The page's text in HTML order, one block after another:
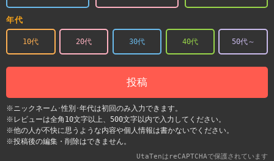
年代
10代 20代 30代 40代 50代～
投稿
※ニックネーム･性別･年代は初回のみ入力できます。
※レビューは全角10文字以上、500文字以内で入力してください。
※他の人が不快に思うような内容や個人情報は書かないでください。
※投稿後の編集・削除はできません。
UtaTenはreCAPTCHAで保護されています